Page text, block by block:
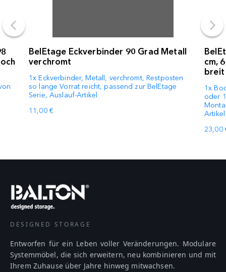
BelEtage Eckverbinder 90 Grad Metall
verchromt
1x Eckverbinder, Metall, verchromt, Restposten
so lange Vorrat reicht, passend zur BelEtage
Serie, Auslauf-Artikel
11,00 €
cm,
breit
1x
oder
23,00
DESIGNED STORAGE
Entworfen für ein Leben voller Veränderungen. Modulare
Systemmöbel, die sich erweitern, neu kombinieren und mit
Ihrem Zuhause über Jahre hinweg mitwachsen.